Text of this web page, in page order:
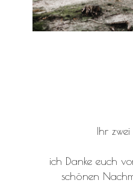
Ihr zwei
ich Danke euch
schönen